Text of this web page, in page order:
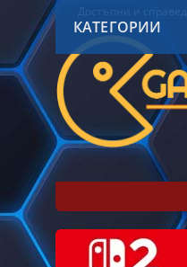
Достъпни и
КАТЕГОРИИ